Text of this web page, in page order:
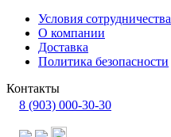
Условия сотрудничества
О компании
Доставка
Политика безопасности
Контакты
8 (903) 000-30-30